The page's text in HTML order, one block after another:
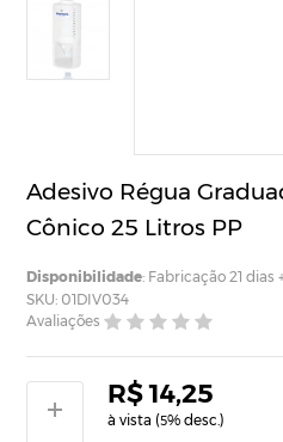
Adesivo Régua
Cônico 25 Litros PP
Disponibilidade: Fabricação 21 dias
SKU: 01DIV034
Avaliações
R$ 14,25
à vista (5% desc.)